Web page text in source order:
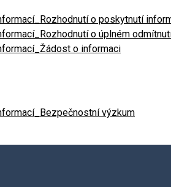
a ombudsmanka
na žádosti o
o poskytnutí
o úplném
o informaci
výzkum